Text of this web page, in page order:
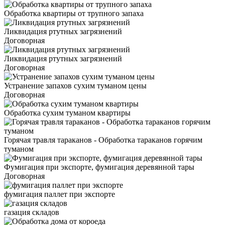
Обработка квартиры от трупного запаха
Ликвидация ртутных загрязнений
Договорная
Ликвидация ртутных загрязнений
Договорная
Устранение запахов сухим туманом цены
Договорная
Обработка сухим туманом квартиры
Горячая травля тараканов - Обработка тараканов горячим
туманом
Фумигация при экспорте, фумигация деревянной тары
Договорная
фумигация паллет при экспорте
газация складов